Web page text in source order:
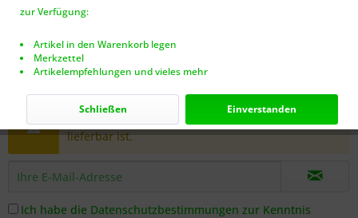
Dieser Artikel steht derzeit nicht zur Verfügung!
Benachrichtigen Sie mich, sobald der Artikel
lieferbar ist.
Ich habe die Datenschutzbestimmungen zur Kenntnis
zur Verfügung:
Artikel in den Warenkorb legen
Merkzettel
Artikelempfehlungen und vieles mehr
Einverstanden
Schließen